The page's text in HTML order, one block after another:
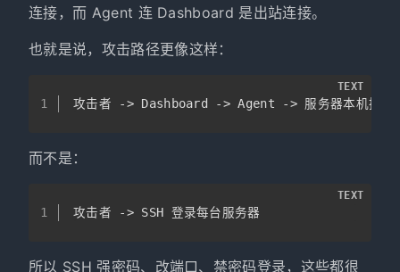
连接，而 Agent 连 Dashboard 是出站连接。
也就是说，攻击路径更像这样：
1 攻击者 -> Dashboard -> Agent -> 服务器本机执行
TEXT
而不是：
1 攻击者 -> SSH 登录每台服务器
TEXT
所以 SSH 强密码、改端口、禁密码登录，这些都很